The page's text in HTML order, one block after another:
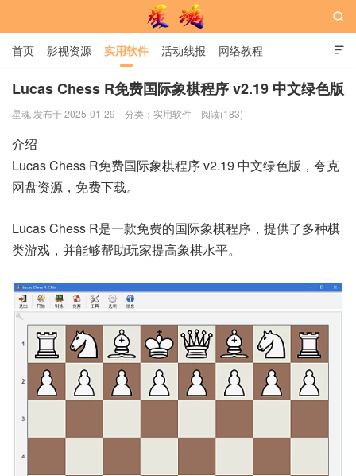

首页 影视资源 实用软件 活动线报 网络教程
用户中心 书籍 娱乐

Lucas Chess R免费国际象棋程序 v2.19 中文绿色版
星魂 发布于 2025-01-29 分类： 实用软件 阅读(183)
介绍
Lucas Chess R免费国际象棋程序 v2.19 中文绿色版，夸克
网盘资源，免费下载。
Lucas Chess R是一款免费的国际象棋程序，提供了多种棋
类游戏，并能够帮助玩家提高象棋水平。